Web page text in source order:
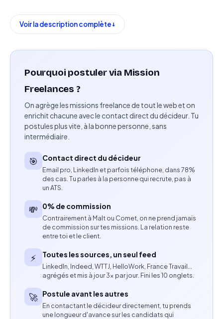
Prise de vue de 30 à 40 pièces de mobilier par
journée de shooting.
Mise en valeur des produits via cadrage, lumière et
Manipulation et déplacement des meubles lors
des prises de vue.
Tri, sélection et livraison des images finales.
l’équipe projet.
Collaboration avec la cheffe de projet pour assurer
Compétences attendues
Expérience en photographie produit, mobilier ou
décoration.
Maîtrise des techniques de cadrage, lumière et
composition.
Capacité à gérer un volume important de prises de
Voir la description complète
Pourquoi postuler via Mission
Freelances ?
On agrège les missions freelance de tout le web et on
enrichit chacune avec le contact direct du décideur. Tu
postules plus vite, à la bonne personne, sans
intermédiaire.
🎯 Contact direct du décideur
Email pro, LinkedIn et parfois téléphone, dans 78%
des cas. Tu parles à la personne qui recrute, pas à
un ATS.
💸 0% de commission
Contrairement à Malt ou Comet, on ne prend jamais
de commission sur tes missions. La relation reste
entre toi et le client.
⚡ Toutes les sources, un seul feed
LinkedIn, Indeed, WTTJ, HelloWork, France Travail…
agrégés et mis à jour 3× par jour. Fini les 10 onglets.
🚀 Postule avant les autres
En contactant le décideur directement, tu prends
une longueur d'avance sur les candidats qui